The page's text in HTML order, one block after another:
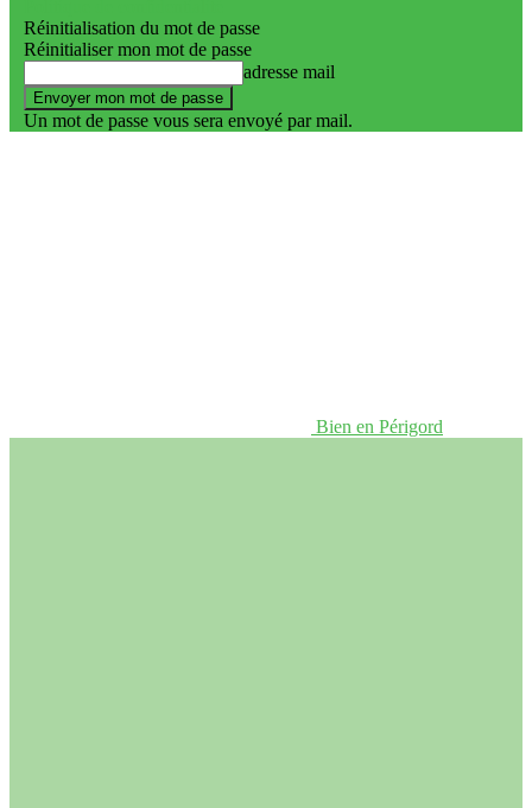
Réinitialisation du mot de passe
Réinitialiser mon mot de passe
adresse mail
Un mot de passe vous sera envoyé par mail.
Bien en Périgord